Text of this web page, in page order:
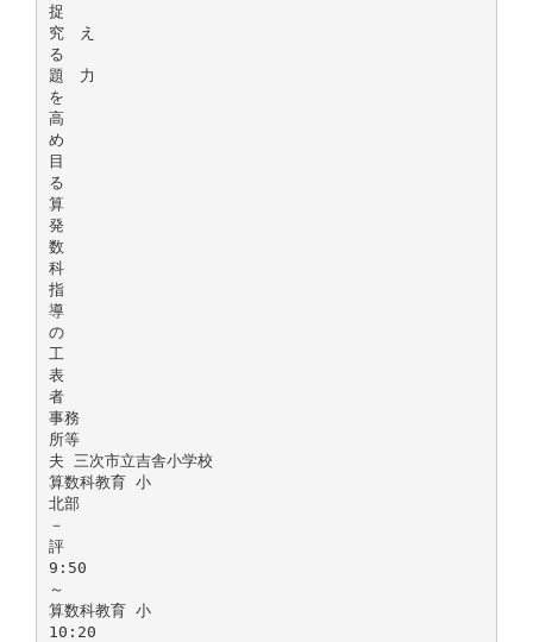
捉
究 え
る
題 力
を
高
め
目
る
算
発
数
科
指
導
の
工
表
者
事務
所等
夫 三次市立吉舎小学校
算数科教育 小
北部
－
評
9:50
～
算数科教育 小
10:20